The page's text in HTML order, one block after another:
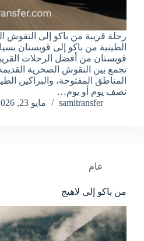
رحلة قريبة من باكو إلى النقوش
الطينية من باكو إلى قوبستان
قوبستان من أفضل الرحلات
تجمع بين النقوش الصخرية
المناطق المفتوحة، والبراكين
نصف يوم أو يوم…
samitransfer
مايو 23, 2026
عام
من باكو إلى لاهيج